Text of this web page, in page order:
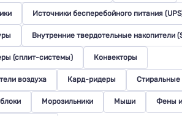
Источники бесперебойного питания
Внутренние твердотельные накопители
(сплит-системы) Конвекторы
воздуха Кард-ридеры
Морозильники Мыши Фены